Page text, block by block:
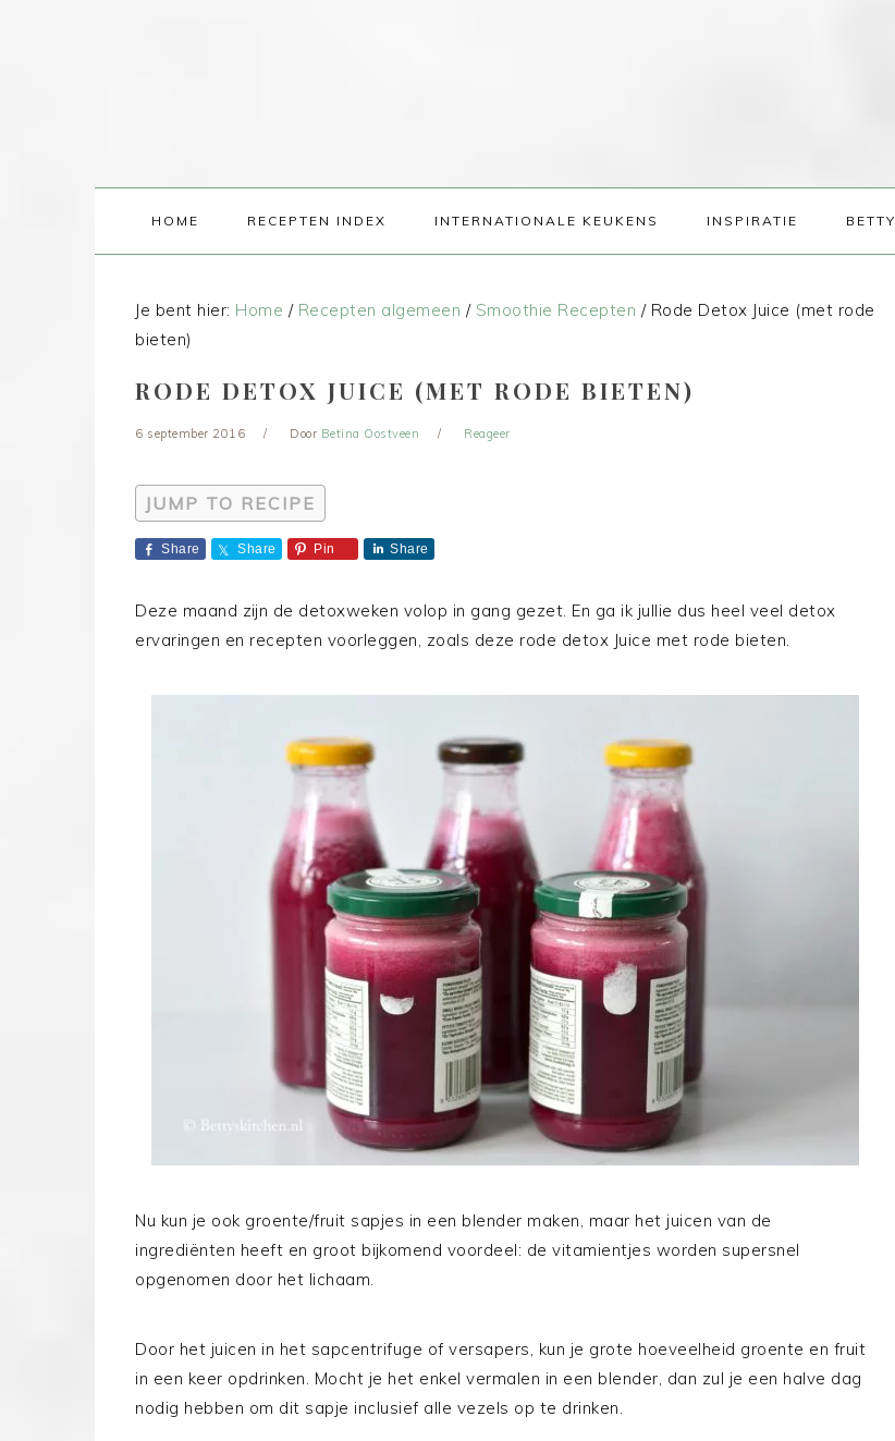
HOME RECEPTEN INDEX INTERNATIONALE KEUKENS INSPIRATIE BETTY
Je bent hier: Home / Recepten algemeen / Smoothie Recepten /Rode Detox Juice (met rode
bieten)
RODE DETOX JUICE (MET RODE BIETEN)
6 september 2016 Door Betina Oostveen Reageer
JUMP TO RECIPE
Share Share Pin Share
Deze maand zijn de detoxweken volop in gang gezet. En ga ik jullie dus heel veel detox
ervaringen en recepten voorleggen, zoals deze rode detox Juice met rode bieten.
Nu kun je ook groente/fruit sapjes in een blender maken, maar het juicen van de
ingrediënten heeft en groot bijkomend voordeel: de vitamientjes worden supersnel
opgenomen door het lichaam.
Door het juicen in het sapcentrifuge of versapers, kun je grote hoeveelheid groente en fruit
in een keer opdrinken. Mocht je het enkel vermalen in een blender, dan zul je een halve dag
nodig hebben om dit sapje inclusief alle vezels op te drinken.